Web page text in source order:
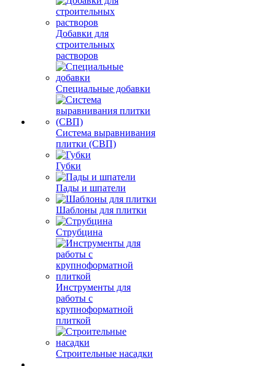
Добавки для
строительных
растворов
Специальные добавки
Система выравнивания
плитки (СВП)
Губки
Пады и шпатели
Шаблоны для плитки
Струбцина
Инструменты для
работы с
крупноформатной
плиткой
Строительные насадки